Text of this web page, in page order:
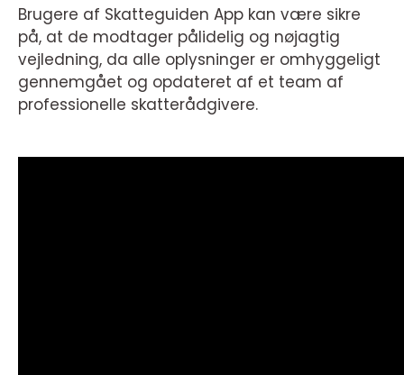
Brugere af Skatteguiden App kan være sikre
på, at de modtager pålidelig og nøjagtig
vejledning, da alle oplysninger er omhyggeligt
gennemgået og opdateret af et team af
professionelle skatterådgivere.